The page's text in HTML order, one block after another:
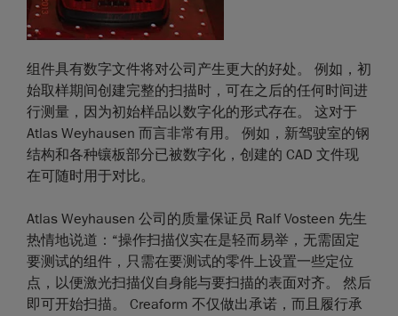
组件具有数字文件将对公司产生更大的好处。 例如，初
始取样期间创建完整的扫描时，可在之后的任何时间进
行测量，因为初始样品以数字化的形式存在。 这对于
Atlas Weyhausen 而言非常有用。 例如，新驾驶室的钢
结构和各种镶板部分已被数字化，创建的 CAD 文件现
在可随时用于对比。
Atlas Weyhausen 公司的质量保证员 Ralf Vosteen 先生
热情地说道：“操作扫描仪实在是轻而易举，无需固定
要测试的组件，只需在要测试的零件上设置一些定位
点，以便激光扫描仪自身能与要扫描的表面对齐。 然后
即可开始扫描。 Creaform 不仅做出承诺，而且履行承